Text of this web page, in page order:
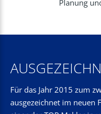
Planung
Für das Jahr 2015 zum
ausgezeichnet im neuen